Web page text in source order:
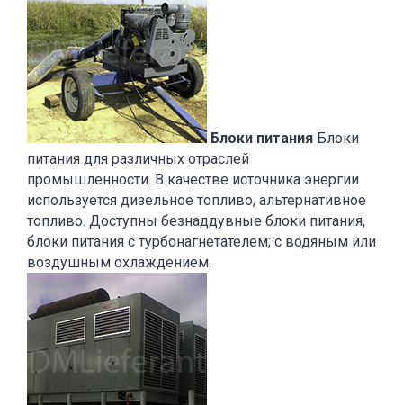
Блоки питания Блоки
питания для различных отраслей
промышленности. В качестве источника энергии
используется дизельное топливо, альтернативное
топливо. Доступны безнаддувные блоки питания,
блоки питания с турбонагнетателем; с водяным или
воздушным охлаждением.